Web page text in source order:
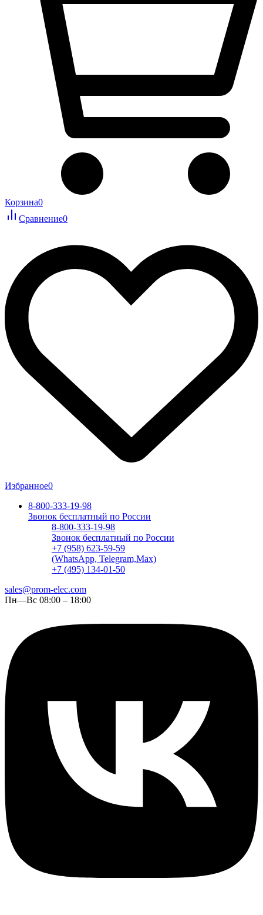
Корзина0
Сравнение0
Избранное0
8-800-333-19-98
Звонок бесплатный по России
8-800-333-19-98
Звонок бесплатный по России
+7 (958) 623-59-59
(WhatsApp, Telegram,Max)
+7 (495) 134-01-50
sales@prom-elec.com
Пн—Вс 08:00 – 18:00